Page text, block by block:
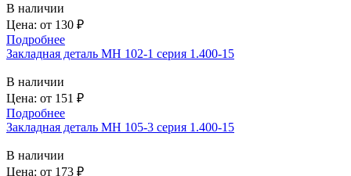
В наличии
Цена: от 130 ₽
Подробнее
Закладная деталь МН 102-1 серия 1.400-15
В наличии
Цена: от 151 ₽
Подробнее
Закладная деталь МН 105-3 серия 1.400-15
В наличии
Цена: от 173 ₽